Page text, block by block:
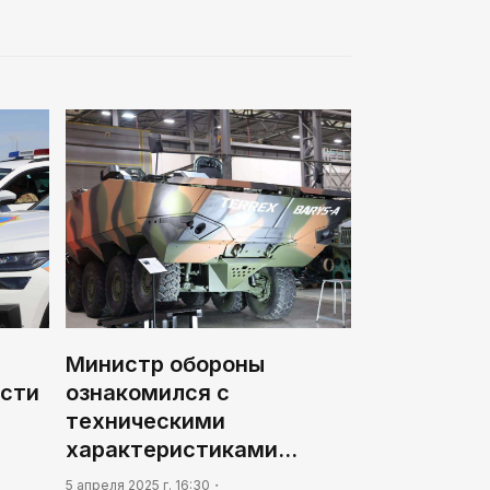
Министр обороны
ознакомился с
техническими
характеристиками…
5 апреля 2025 г. 16:30